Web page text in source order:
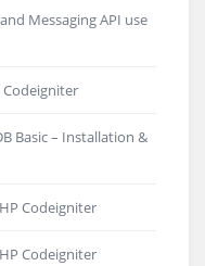
Messaging API use
Basic – Installation &
Codeigniter
Codeigniter